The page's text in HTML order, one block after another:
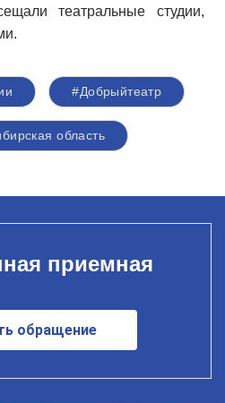
театральные студии,
#Добрыйтеатр
область
приемная
обращение